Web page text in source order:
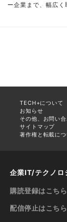
ー企業まで、幅広く
TECH+について
お知らせ
その他、お問い
サイトマップ
著作権と転載につ
企業IT/テクノ
購読登録はこちら
配信停止はこちら